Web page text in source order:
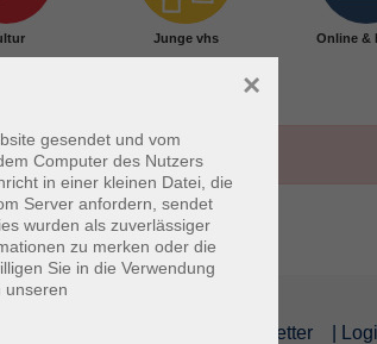
Junge vhs Online &
Newsletter |
gesendet und vom
Computer des Nutzers
in einer kleinen Datei, die
Server anfordern, sendet
wurden als zuverlässiger
zu merken oder die
Sie in die Verwendung
unseren
×